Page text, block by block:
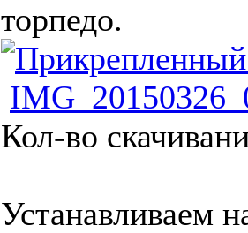
торпедо.
Кол-во
Устанавливаем